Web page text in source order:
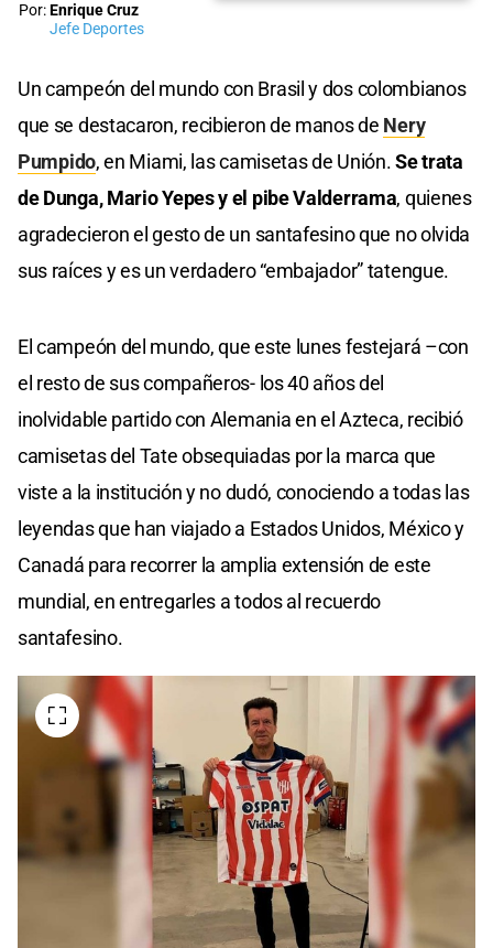
Por:Enrique Cruz
Jefe Deportes
Un campeón del mundo con Brasil y dos colombianos
que se destacaron, recibieron de manos de Nery
Pumpido, en Miami, las camisetas de Unión.Se trata
de Dunga, Mario Yepes y el pibe Valderrama, quienes
agradecieron el gesto de un santafesino que no olvida
sus raíces y es un verdadero “embajador” tatengue.
El campeón del mundo, que este lunes festejará –con
el resto de sus compañeros- los 40 años del
inolvidable partido con Alemania en el Azteca, recibió
camisetas del Tate obsequiadas por la marca que
viste a la institución y no dudó, conociendo a todas las
leyendas que han viajado a Estados Unidos, México y
Canadá para recorrer la amplia extensión de este
mundial, en entregarles a todos al recuerdo
santafesino.